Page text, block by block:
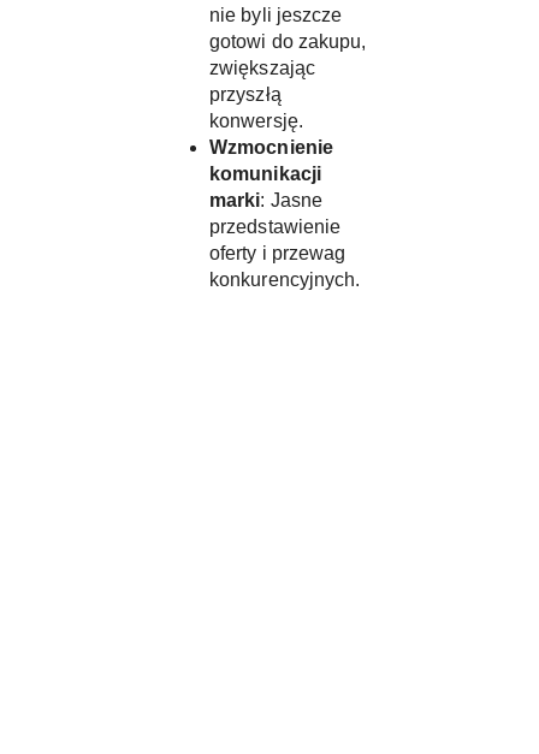
nie byli jeszcze
gotowi do zakupu,
zwiększając
przyszłą
konwersję.
Wzmocnienie
komunikacji
marki: Jasne
przedstawienie
oferty i przewag
konkurencyjnych.